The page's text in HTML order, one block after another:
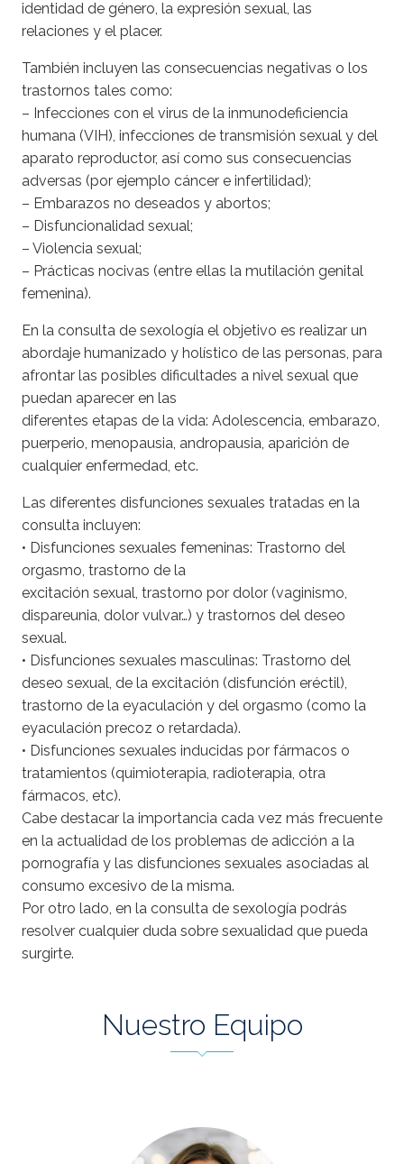
identidad de género, la expresión sexual, las
relaciones y el placer.
También incluyen las consecuencias negativas o los
trastornos tales como:
– Infecciones con el virus de la inmunodeficiencia
humana (VIH), infecciones de transmisión sexual y del
aparato reproductor, así como sus consecuencias
adversas (por ejemplo cáncer e infertilidad);
– Embarazos no deseados y abortos;
– Disfuncionalidad sexual;
– Violencia sexual;
– Prácticas nocivas (entre ellas la mutilación genital
femenina).
En la consulta de sexología el objetivo es realizar un
abordaje humanizado y holístico de las personas, para
afrontar las posibles dificultades a nivel sexual que
puedan aparecer en las
diferentes etapas de la vida: Adolescencia, embarazo,
puerperio, menopausia, andropausia, aparición de
cualquier enfermedad, etc.
Las diferentes disfunciones sexuales tratadas en la
consulta incluyen:
• Disfunciones sexuales femeninas: Trastorno del
orgasmo, trastorno de la
excitación sexual, trastorno por dolor (vaginismo,
dispareunia, dolor vulvar…) y trastornos del deseo
sexual.
• Disfunciones sexuales masculinas: Trastorno del
deseo sexual, de la excitación (disfunción eréctil),
trastorno de la eyaculación y del orgasmo (como la
eyaculación precoz o retardada).
• Disfunciones sexuales inducidas por fármacos o
tratamientos (quimioterapia, radioterapia, otra
fármacos, etc).
Cabe destacar la importancia cada vez más frecuente
en la actualidad de los problemas de adicción a la
pornografía y las disfunciones sexuales asociadas al
consumo excesivo de la misma.
Por otro lado, en la consulta de sexología podrás
resolver cualquier duda sobre sexualidad que pueda
surgirte.
Nuestro Equipo